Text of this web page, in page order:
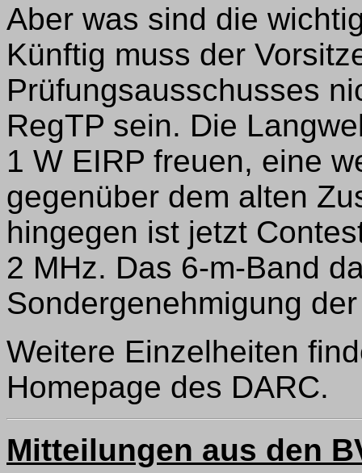
Aber was sind die
Künftig muss der
Prüfungsausschusses
RegTP sein. Die
1 W EIRP freuen, eine
gegenüber dem alten
hingegen ist jetzt
2 MHz. Das 6-m-Band
Sondergenehmigung
Weitere Einzelheiten
Homepage des DARC.
Mitteilungen aus den